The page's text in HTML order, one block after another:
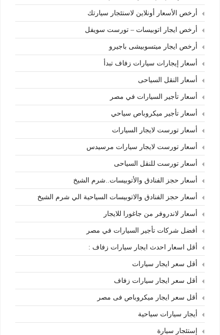
أرخص الأسعار أونلاين لاستئجار سيارتك
أرخص ايجار اتوبيسات – تورست سويفل
أرخص ايجار ميتسوبيشى باجيرو
أسعار إيجارات سيارات زفاف تبدأ
أسعار النقل السياحى
أسعار تأجير السيارات في مصر
أسعار تأجير ميكروباص سياحي
أسعار تورست لايجار السيارات
أسعار تورست لايجار سيارات مرسيدس
أسعار تورست للنقل السياحى
أسعار حجز الفنادق والأتوبيسات..شرم الشيخ
أسعار حجز الفنادق والاتوبيسات السياحية الي شرم الشيخ
أسعار لاندروفر من جاغورا للايجار
أفضل شركات تأجير السيارات في مصر
أقل اسعار احدث ايجار سيارات زفاف :
أقل سعر ايجار سيارات
أقل سعر ايجار سيارات زفاف
أقل سعر ايجار ميكروباص فى مصر
أيجار سيارات سياحية
إستئجار سيارة